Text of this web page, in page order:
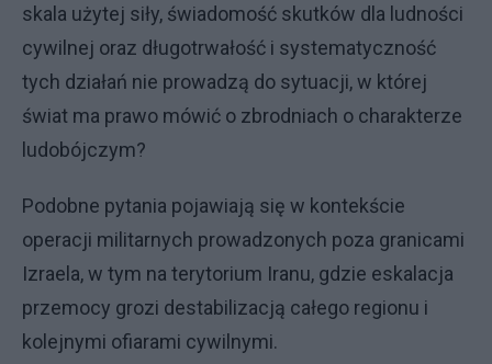
skala użytej siły, świadomość skutków dla ludności
cywilnej oraz długotrwałość i systematyczność
tych działań nie prowadzą do sytuacji, w której
świat ma prawo mówić o zbrodniach o charakterze
ludobójczym?
Podobne pytania pojawiają się w kontekście
operacji militarnych prowadzonych poza granicami
Izraela, w tym na terytorium Iranu, gdzie eskalacja
przemocy grozi destabilizacją całego regionu i
kolejnymi ofiarami cywilnymi.